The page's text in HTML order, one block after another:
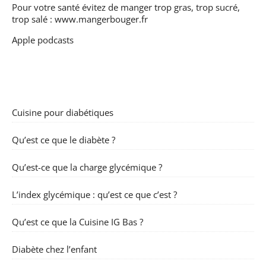
Pour votre santé évitez de manger trop gras, trop sucré,
trop salé : www.mangerbouger.fr
Apple podcasts
Cuisine pour diabétiques
Qu’est ce que le diabète ?
Qu’est-ce que la charge glycémique ?
L’index glycémique : qu’est ce que c’est ?
Qu’est ce que la Cuisine IG Bas ?
Diabète chez l’enfant